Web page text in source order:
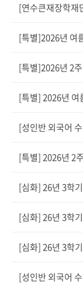
[연수큰재장학재
[특별]2026년 여
[특별]2026년 2주
[특별] 2026년 여
[성인반 외국어
[특별] 2026년 2
[심화] 26년 3학
[심화] 26년 3학
[심화] 26년 3학
[성인반 외국어